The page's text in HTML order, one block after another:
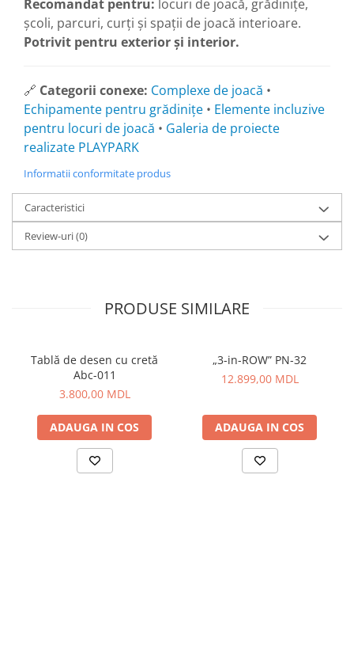
Recomandat pentru: locuri de joacă, grădinițe,
școli, parcuri, curți și spații de joacă interioare.
Potrivit pentru exterior și interior.
🔗 Categorii conexe: Complexe de joacă •
Echipamente pentru grădinițe • Elemente incluzive
pentru locuri de joacă • Galeria de proiecte
realizate PLAYPARK
Informatii conformitate produs
Caracteristici
Review-uri(0)
PRODUSE SIMILARE
Tablă de desen cu cretă
Abc-011
3.800,00 MDL
ADAUGA IN COS
„3-in-ROW” PN-32
12.899,00 MDL
ADAUGA IN COS